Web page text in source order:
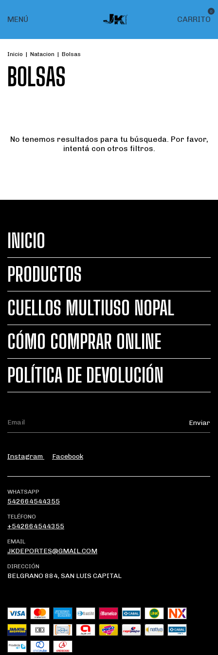
MENÚ CARRITO
0
Inicio | Natacion | Bolsas
BOLSAS
No tenemos resultados para tu búsqueda. Por favor,
intentá con otros filtros.
INICIO
PRODUCTOS
CUELLOS MULTIUSO NOPAL
CÓMO COMPRAR ONLINE
POLÍTICA DE DEVOLUCIÓN
Instagram Facebook
WHATSAPP
542664544355
TELÉFONO
+542664544355
EMAIL
JKDEPORTES@GMAIL.COM
DIRECCIÓN
BELGRANO 884, SAN LUIS CAPITAL